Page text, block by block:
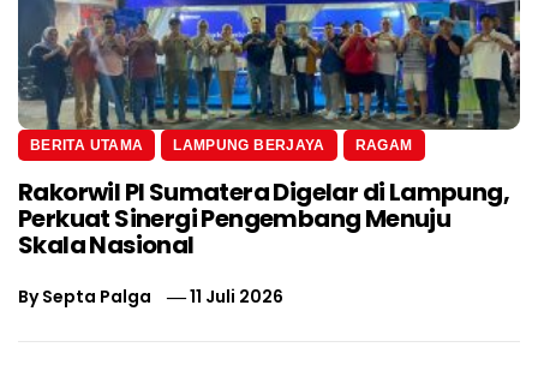
BERITA UTAMA LAMPUNG BERJAYA RAGAM
Rakorwil PI Sumatera Digelar di Lampung,
Perkuat Sinergi Pengembang Menuju
Skala Nasional
BySepta Palga 11 Juli 2026